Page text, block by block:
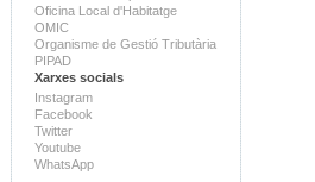
Oficina Local d'Habitatge
OMIC
Organisme de Gestió Tributària
PIPAD
Xarxes socials
Instagram
Facebook
Twitter
Youtube
WhatsApp